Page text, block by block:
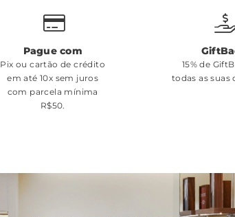
Pague com
Pix ou cartão de crédito
em até 10x sem juros
com parcela mínima
R$50.
15% de
todas as suas